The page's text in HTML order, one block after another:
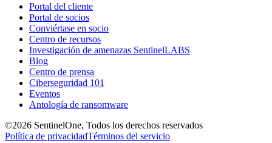
Portal del cliente
Portal de socios
Conviértase en socio
Centro de recursos
Investigación de amenazas SentinelLABS
Blog
Centro de prensa
Ciberseguridad 101
Eventos
Antología de ransomware
©2026 SentinelOne, Todos los derechos reservados
Política de privacidadTérminos del servicio